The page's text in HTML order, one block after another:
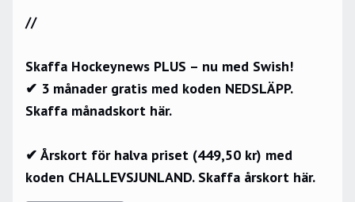
//
Skaffa Hockeynews PLUS – nu med Swish!
✔ 3 månader gratis med koden NEDSLÄPP.
Skaffa månadskort här.
✔ Årskort för halva priset (449,50 kr) med
koden CHALLEVSJUNLAND. Skaffa årskort här.